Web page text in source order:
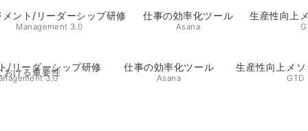
/リーダーシップ研修
3.0
仕事の効率化ツール
Asana
生産性向上メ
GTD
メント/リーダーシップ研修
Management 3.0
仕事の効率化ツール
Asana
生産性向上
おける重要性